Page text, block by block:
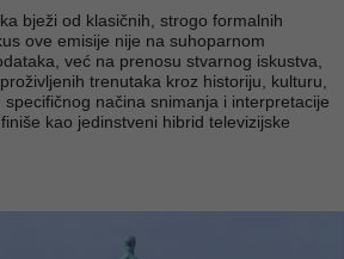
bježi od klasičnih, strogo formalnih
ove emisije nije na suhoparnom
već na prenosu stvarnog iskustva,
trenutaka kroz historiju, kulturu,
načina snimanja i interpretacije
kao jedinstveni hibrid televizijske